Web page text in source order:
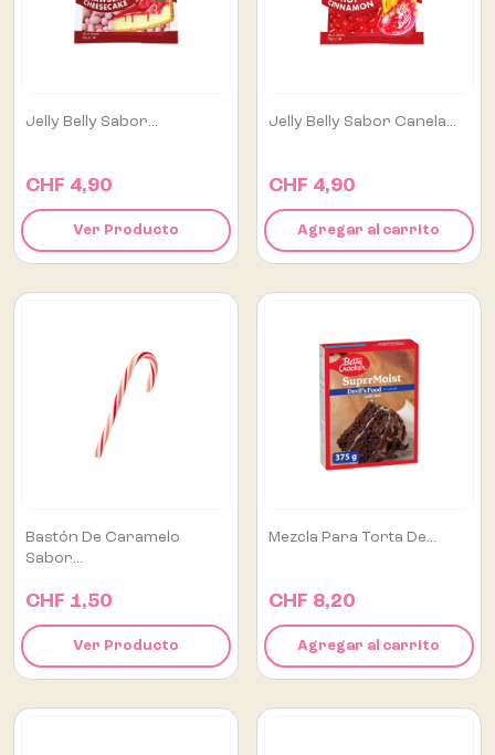
Jelly Belly Sabor...
CHF 4,90
Ver Producto
Jelly Belly Sabor Canela...
CHF 4,90
Agregar al carrito
Bastón De Caramelo
Sabor...
CHF 1,50
Ver Producto
Mezcla Para Torta De...
CHF 8,20
Agregar al carrito